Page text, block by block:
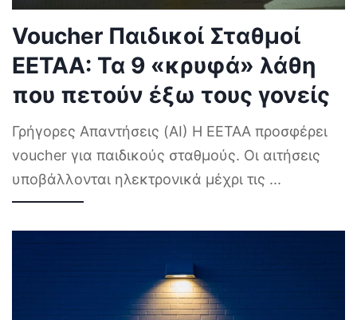
Voucher Παιδικοί Σταθμοί
ΕΕΤΑΑ: Τα 9 «κρυφά» λάθη
που πετούν έξω τους γονείς
Γρήγορες Απαντήσεις (AI) Η ΕΕΤΑΑ προσφέρει
voucher για παιδικούς σταθμούς. Οι αιτήσεις
υποβάλλονται ηλεκτρονικά μέχρι τις ...